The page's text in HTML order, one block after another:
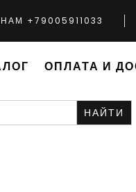
+79005911033
ОПЛАТА И